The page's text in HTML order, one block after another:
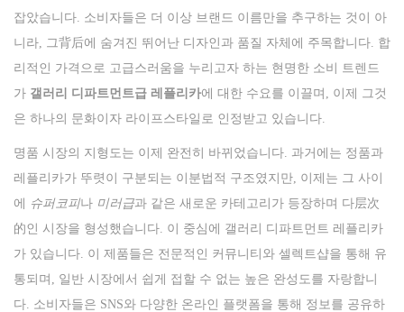
잡았습니다. 소비자들은 더 이상 브랜드 이름만을 추구하는 것이 아
니라, 그背后에 숨겨진 뛰어난 디자인과 품질 자체에 주목합니다. 합
리적인 가격으로 고급스러움을 누리고자 하는 현명한 소비 트렌드
가 갤러리 디파트먼트급 레플리카에 대한 수요를 이끌며, 이제 그것
은 하나의 문화이자 라이프스타일로 인정받고 있습니다.
명품 시장의 지형도는 이제 완전히 바뀌었습니다. 과거에는 정품과
레플리카가 뚜렷이 구분되는 이분법적 구조였지만, 이제는 그 사이
에
슈퍼코피나 미러급과 같은 새로운 카테고리가 등장하며 다层次
的인 시장을 형성했습니다. 이 중심에 갤러리 디파트먼트 레플리카
가 있습니다. 이 제품들은 전문적인 커뮤니티와 셀렉트샵을 통해 유
통되며, 일반 시장에서 쉽게 접할 수 없는 높은 완성도를 자랑합니
다. 소비자들은 SNS와 다양한 온라인 플랫폼을 통해 정보를 공유하